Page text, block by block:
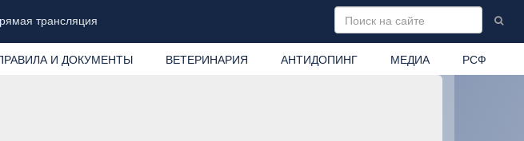
трансляция
И ДОКУМЕНТЫ ВЕТЕРИНАРИЯ АНТИДОПИНГ МЕДИА РСФ